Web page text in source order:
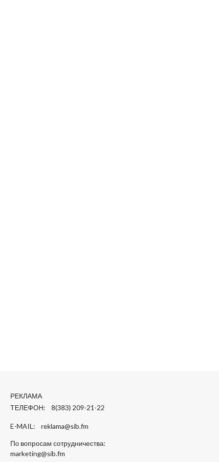
РЕКЛАМА
ТЕЛЕФОН: 8(383) 209-21-22
E-MAIL: reklama@sib.fm
По вопросам сотрудничества:
marketing@sib.fm